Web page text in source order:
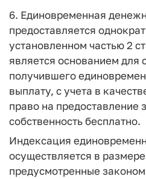
6. Единовременная
предоставляется
установленном частью 2
является основанием для
получившего
выплату, с учета в
право на предоставление
собственность бесплатно.
Индексация
осуществляется в
предусмотренные